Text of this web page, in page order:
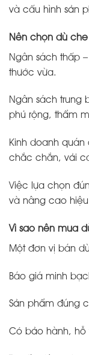
và cấu hình sản
Nên chọn dù
Ngân sách thấp
thước vừa.
Ngân sách trung
phủ rộng, thẩm
Kinh doanh
chắc chắn, vải
Việc lựa chọn
và nâng cao
Vì sao nên mua
Một đơn vị bán
Báo giá minh
Sản phẩm đúng
Có bảo hành, hỗ